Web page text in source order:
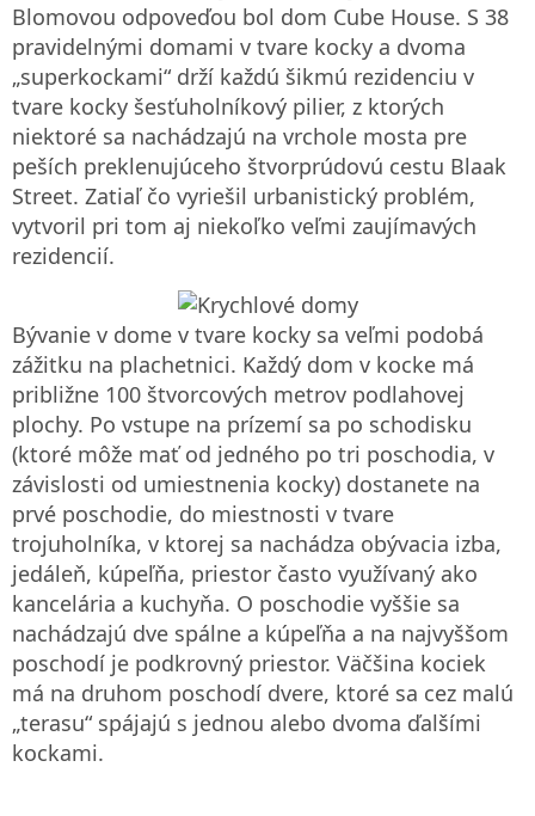
Blomovou odpoveďou bol dom Cube House. S 38
pravidelnými domami v tvare kocky a dvoma
„superkockami“ drží každú šikmú rezidenciu v
tvare kocky šesťuholníkový pilier, z ktorých
niektoré sa nachádzajú na vrchole mosta pre
peších preklenujúceho štvorprúdovú cestu Blaak
Street. Zatiaľ čo vyriešil urbanistický problém,
vytvoril pri tom aj niekoľko veľmi zaujímavých
rezidencií.
Bývanie v dome v tvare kocky sa veľmi podobá
zážitku na plachetnici. Každý dom v kocke má
približne 100 štvorcových metrov podlahovej
plochy. Po vstupe na prízemí sa po schodisku
(ktoré môže mať od jedného po tri poschodia, v
závislosti od umiestnenia kocky) dostanete na
prvé poschodie, do miestnosti v tvare
trojuholníka, v ktorej sa nachádza obývacia izba,
jedáleň, kúpeľňa, priestor často využívaný ako
kancelária a kuchyňa. O poschodie vyššie sa
nachádzajú dve spálne a kúpeľňa a na najvyššom
poschodí je podkrovný priestor. Väčšina kociek
má na druhom poschodí dvere, ktoré sa cez malú
„terasu“ spájajú s jednou alebo dvoma ďalšími
kockami.